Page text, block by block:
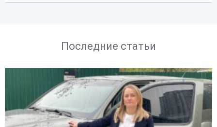
Последние статьи